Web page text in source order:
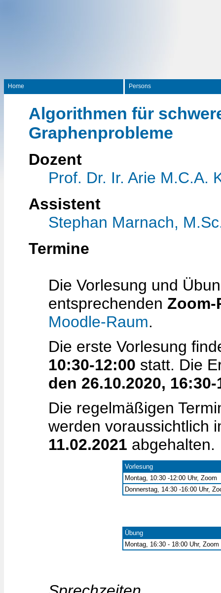
Home Persons
Algorithmen für
Graphenprobleme
Dozent
Prof. Dr. Ir. Arie M.C.A.
Assistent
Stephan Marnach,
Termine
Die Vorlesung und
entsprechenden Zoom-
Moodle-Raum.
Die erste Vorlesung
10:30-12:00 statt. Die
den 26.10.2020, 16:30-
Die regelmäßigen
werden voraussichtlich
11.02.2021 abgehalten.
Vorlesung
Montag, 10:30 -12:00 Uhr, Zoom
Donnerstag, 14:30 -16:00 Uhr,
Übung
Montag, 16:30 - 18:00 Uhr, Zoom